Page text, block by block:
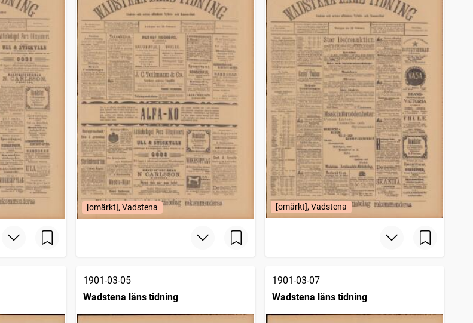
[omärkt], Vadstena [omärkt], Vadstena
1901-03-05
Wadstena läns tidning
1901-03-07
Wadstena läns tidning